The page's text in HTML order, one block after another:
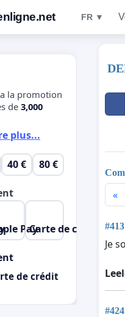
FR ▼
«
#413
Je
#424
la promotion
de 3,000
plus...
40 € 80 €
PayCarte de crédit
de crédit